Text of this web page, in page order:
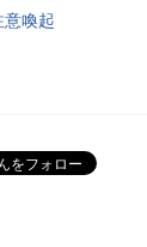
意喚起